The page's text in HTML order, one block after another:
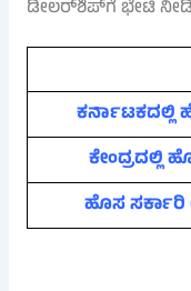
ಡೀಲರ್‌ಶಿಪ್‌ಗೆ ಭೇಟಿ
ಕರ್ನಾಟಕದಲ್ಲಿ
ಕೇಂದ್ರದಲ್ಲಿ
ಹೊಸ ಸರ್ಕಾರಿ